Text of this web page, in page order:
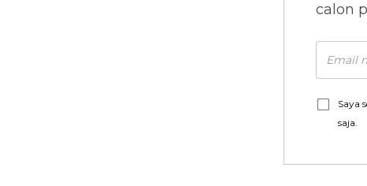
calon
Saya
saja.